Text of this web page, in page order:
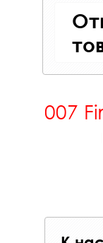
007